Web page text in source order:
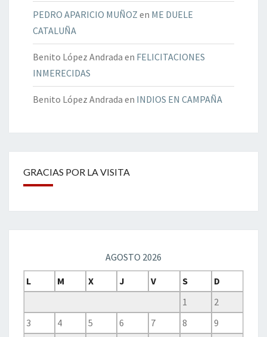
PEDRO APARICIO MUÑOZ en ME DUELE
CATALUÑA
Benito López Andrada en FELICITACIONES
INMERECIDAS
Benito López Andrada en INDIOS EN CAMPAÑA
GRACIAS POR LA VISITA
AGOSTO 2026
L
M X J V S
D
1
2
3
4 5 6 7 8
9